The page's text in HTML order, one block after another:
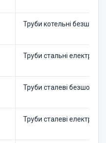
Труби котельні
Труби стальні
Труби сталеві безшовні
Труби сталеві